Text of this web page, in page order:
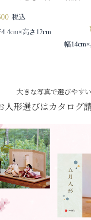
税込
高さ12cm
幅
大きな写真で選びやすい
人形選びはカタログ